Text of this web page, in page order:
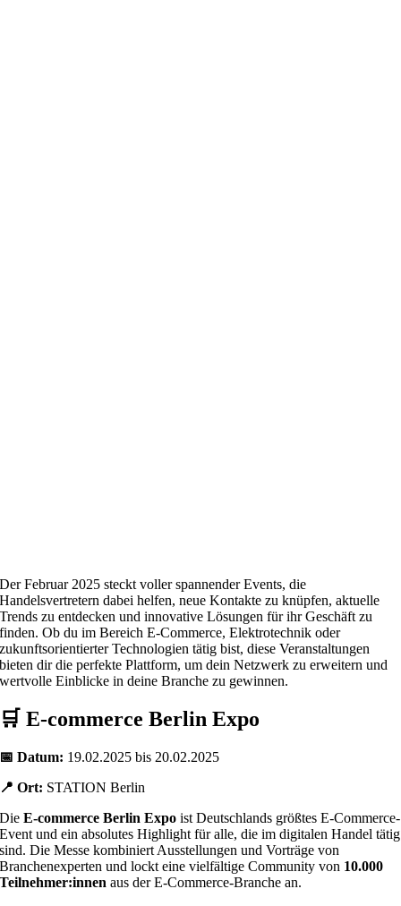
Der Februar 2025 steckt voller spannender Events, die
Handelsvertretern dabei helfen, neue Kontakte zu knüpfen, aktuelle
Trends zu entdecken und innovative Lösungen für ihr Geschäft zu
finden. Ob du im Bereich E-Commerce, Elektrotechnik oder
zukunftsorientierter Technologien tätig bist, diese Veranstaltungen
bieten dir die perfekte Plattform, um dein Netzwerk zu erweitern und
wertvolle Einblicke in deine Branche zu gewinnen.
🛒 E-commerce Berlin Expo
📅 Datum: 19.02.2025 bis 20.02.2025
📍 Ort: STATION Berlin
DieE-commerce Berlin Expo ist Deutschlands größtes E-Commerce-
Event und ein absolutes Highlight für alle, die im digitalen Handel tätig
sind. Die Messe kombiniert Ausstellungen und Vorträge von
Branchenexperten und lockt eine vielfältige Community von 10.000
Teilnehmer:innen aus der E-Commerce-Branche an.